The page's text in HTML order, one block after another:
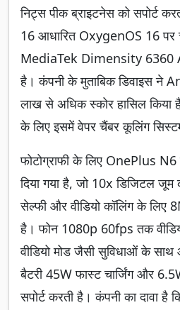
निट्स पीक ब्राइटनेस को सपोर्ट
16 आधारित OxygenOS 16
MediaTek Dimensity 6360
है। कंपनी के मुताबिक डिवाइस ने
लाख से अधिक स्कोर हासिल किया
के लिए इसमें वेपर चैंबर कूलिंग सिस्टम
फोटोग्राफी के लिए OnePlus
दिया गया है, जो 10x डिजिटल जूम
सेल्फी और वीडियो कॉलिंग के लिए
है। फोन 1080p 60fps तक
वीडियो मोड जैसी सुविधाओं के
बैटरी 45W फास्ट चार्जिंग और 6.5W
सपोर्ट करती है। कंपनी का दावा है